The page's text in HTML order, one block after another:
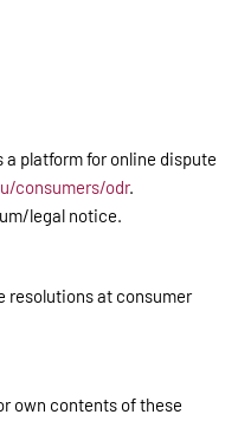
platform for online dispute
consumers/odr.
legal notice.
resolutions at consumer
own contents of these